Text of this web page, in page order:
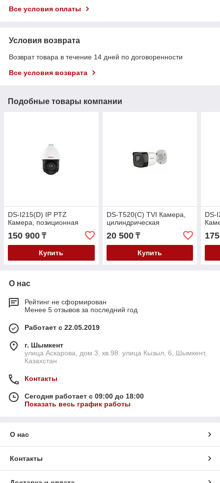
Все условия оплаты
Условия возврата
Возврат товара в течение 14 дней по договоренности
Все условия возврата
Подобные товары компании
DS-I215(D) IP PTZ
Камера, позиционная
150 900 ₸
Купить
DS-T520(C) TVI Камера,
цилиндрическая
20 500₸
Купить
DS-
О нас
Рейтинг не сформирован
Менее 5 отзывов за последний год
Работает с 22.05.2019
г. Шымкент
улица Аскарова, дом 3, кв.98. улица Кызыл, 6, Шымкент,
Казахстан
Контакты
Сегодня работает с 09:00 до 18:00
Показать весь график работы
О нас
Контакты